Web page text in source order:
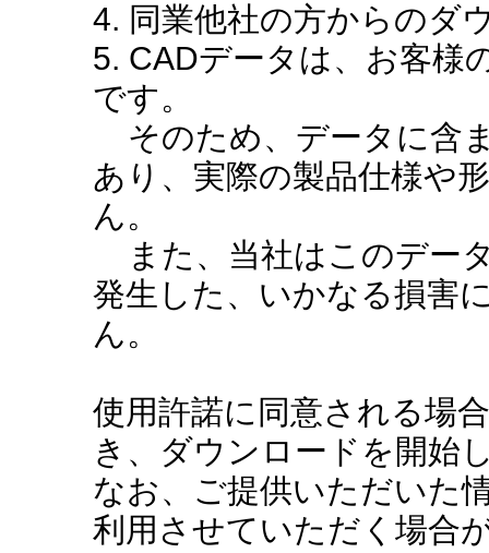
4. 同業他社の方からのダ
5. CADデータは、お客様
です。
そのため、データに含
あり、実際の製品仕様や
ん。
また、当社はこのデー
発生した、いかなる損害
ん。
使用許諾に同意される場
き、ダウンロードを開始
なお、ご提供いただいた
利用させていただく場合